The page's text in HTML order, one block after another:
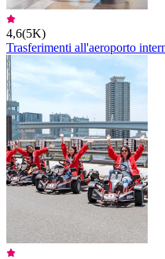
4,6(5K)
Trasferimenti all'aeroporto